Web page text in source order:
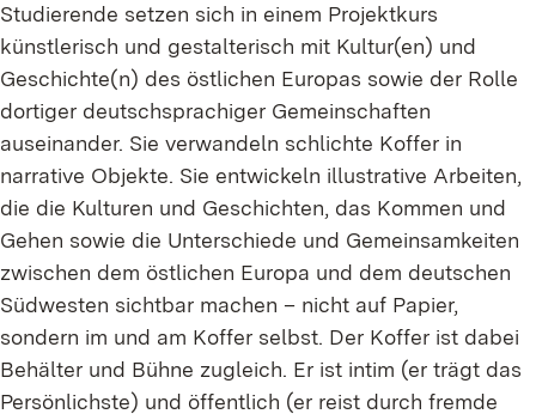
Studierende setzen sich in einem Projektkurs
künstlerisch und gestalterisch mit Kultur(en) und
Geschichte(n) des östlichen Europas sowie der Rolle
dortiger deutschsprachiger Gemeinschaften
auseinander. Sie verwandeln schlichte Koffer in
narrative Objekte. Sie entwickeln illustrative Arbeiten,
die die Kulturen und Geschichten, das Kommen und
Gehen sowie die Unterschiede und Gemeinsamkeiten
zwischen dem östlichen Europa und dem deutschen
Südwesten sichtbar machen – nicht auf Papier,
sondern im und am Koffer selbst. Der Koffer ist dabei
Behälter und Bühne zugleich. Er ist intim (er trägt das
Persönlichste) und öffentlich (er reist durch fremde